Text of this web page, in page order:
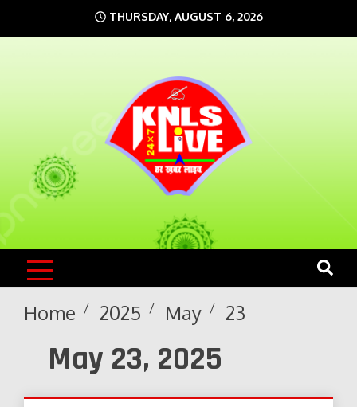
to
THURSDAY, AUGUST 6, 2026
KNLS LIVE
India`s No.1 News Portal
Home 2025 May 23
May 23, 2025